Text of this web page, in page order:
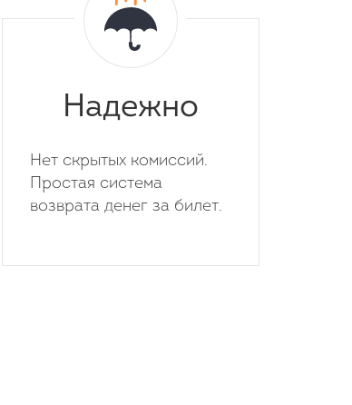
Надежно
Нет скрытых комиссий.
Простая система
возврата денег за билет.